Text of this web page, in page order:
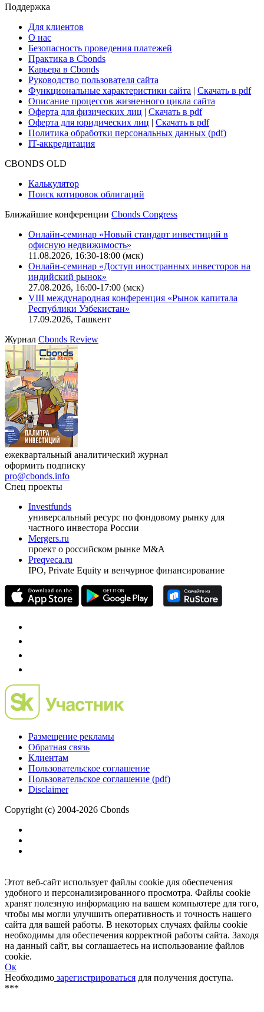
Сбондс-ТВ
Глоссарий
Поддержка
Для клиентов
О нас
Безопасность проведения платежей
Практика в Cbonds
Карьера в Cbonds
Руководство пользователя сайта
Функциональные характеристики сайта|Скачать в pdf
Описание процессов жизненного цикла сайта
Оферта для юридических лиц
IT-аккредитация
Поиск котировок облигаций
Ближайшие конференцииCbonds Congress
Онлайн-семинар «Новый стандарт инвестиций в
офисную недвижимость»
11.08.2026, 16:30-18:00 (мск)
Онлайн-семинар «Доступ иностранных инвесторов на
индийский рынок»
VIII международная конференция «Рынок капитала
Республики Узбекистан»
17.09.2026, Ташкент
ЖурналCbonds Review
оформить подписку
pro@cbonds.info
Спец проекты
Investfunds
универсальный ресурс по фондовому рынку для
частного инвестора России
проект о российском рынке M&A
Preqveca.ru
Размещение рекламы
Обратная связь
Пользовательское соглашение
Copyright (c) 2004-2026 Cbonds
Этот веб-сайт использует файлы cookie для обеспечения
удобного и персонализированного просмотра. Файлы cookie
хранят полезную информацию на вашем компьютере для того,
чтобы мы могли улучшить оперативность и точность нашего
сайта для вашей работы. В некоторых случаях файлы cookie
необходимы для обеспечения корректной работы сайта. Заходя
на данный сайт, вы соглашаетесь на использование файлов